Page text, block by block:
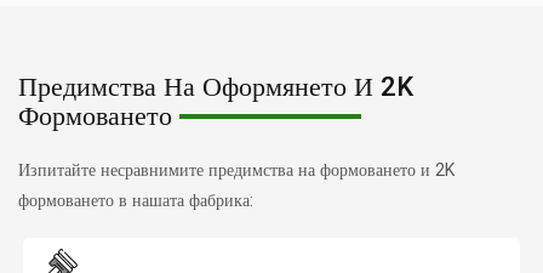
Предимства На Оформянето И 2K
Формоването
Изпитайте несравнимите предимства на формоването и 2K
формоването в нашата фабрика: